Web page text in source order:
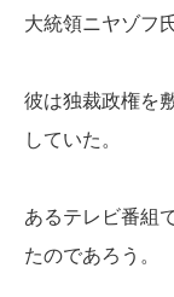
大統領ニヤゾフ
彼は独裁政権を
していた。
あるテレビ番組
たのであろう。